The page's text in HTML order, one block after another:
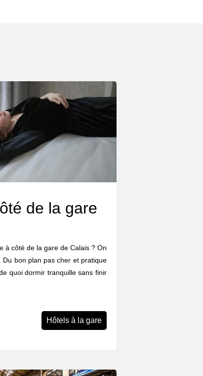
de la gare
à côté de la gare de Calais ? On
Du bon plan pas cher et pratique
quoi dormir tranquille sans finir
Hôtels à la gare